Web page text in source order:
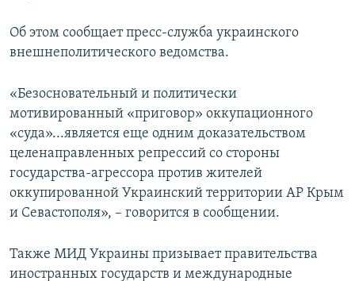
Все сайты RFE/RL
Об этом сообщает пресс-служба украинского
внешнеполитического ведомства.
«Безосновательный и политически
мотивированный «приговор» оккупационного
«суда»...является еще одним доказательством
целенаправленных репрессий со стороны
государства-агрессора против жителей
оккупированной Украинский территории АР Крым
и Севастополя», – говорится в сообщении.
Также МИД Украины призывает правительства
иностранных государств и международные